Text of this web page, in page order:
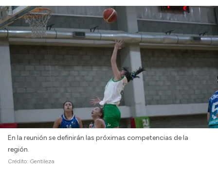
Login
En la reunión se definirán las próximas competencias de la
región.
Crédito: Gentileza